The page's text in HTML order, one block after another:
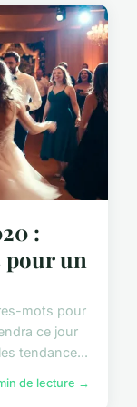
:
pour un
mots pour
ce jour
tendance...
de lecture →